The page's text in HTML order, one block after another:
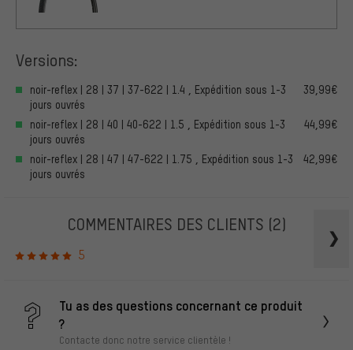
Versions:
noir-reflex | 28 | 37 | 37-622 | 1.4 , Expédition sous 1-3
jours ouvrés
39,99€
noir-reflex | 28 | 40 | 40-622 | 1.5 , Expédition sous 1-3
jours ouvrés
44,99€
noir-reflex | 28 | 47 | 47-622 | 1.75 , Expédition sous 1-3
jours ouvrés
42,99€
COMMENTAIRES DES CLIENTS (2)
5
Tu as des questions concernant ce produit
?
Contacte donc notre service clientèle !